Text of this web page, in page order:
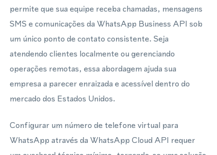
permite que sua equipe receba chamadas, mensagens
SMS e comunicações da WhatsApp Business API sob
um único ponto de contato consistente. Seja
atendendo clientes localmente ou gerenciando
operações remotas, essa abordagem ajuda sua
empresa a parecer enraizada e acessível dentro do
mercado dos Estados Unidos.
Configurar um número de telefone virtual para
WhatsApp através da WhatsApp Cloud API requer